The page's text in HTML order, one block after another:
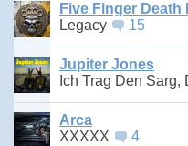
Five Finger Death
Legacy
15
Jupiter Jones
Ich Trag Den Sarg,
Arca
XXXXX
4